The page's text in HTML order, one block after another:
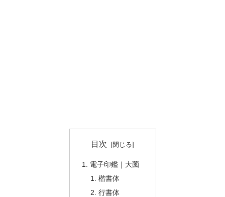
目次
電子印鑑｜大薗
楷書体
行書体